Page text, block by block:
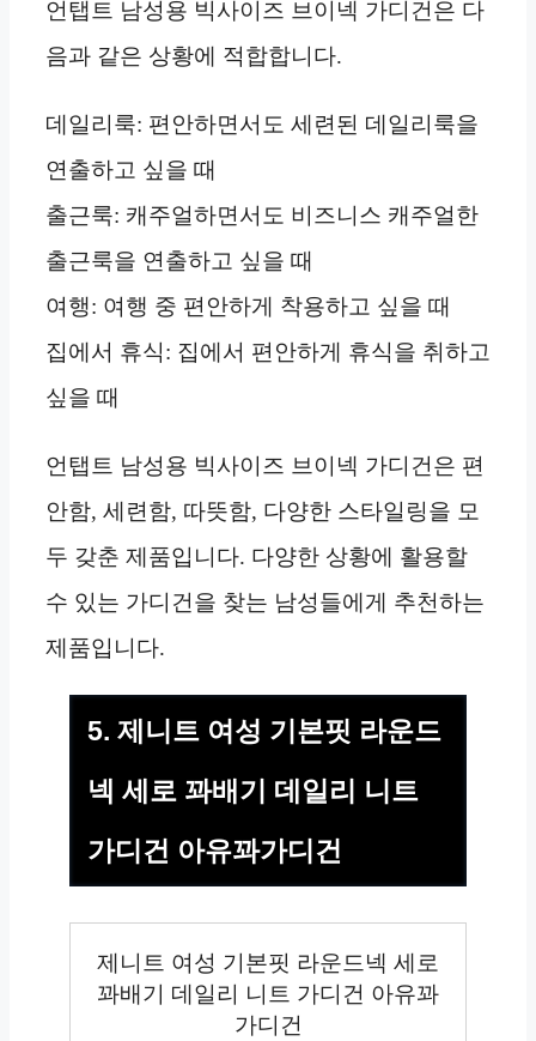
언탭트 남성용 빅사이즈 브이넥 가디건은 다
음과 같은 상황에 적합합니다.
데일리룩: 편안하면서도 세련된 데일리룩을
연출하고 싶을 때
출근룩: 캐주얼하면서도 비즈니스 캐주얼한
출근룩을 연출하고 싶을 때
여행: 여행 중 편안하게 착용하고 싶을 때
집에서 휴식: 집에서 편안하게 휴식을 취하고
싶을 때
언탭트 남성용 빅사이즈 브이넥 가디건은 편
안함, 세련함, 따뜻함, 다양한 스타일링을 모
두 갖춘 제품입니다. 다양한 상황에 활용할
수 있는 가디건을 찾는 남성들에게 추천하는
제품입니다.
5. 제니트 여성 기본핏 라운드
넥 세로 꽈배기 데일리 니트
가디건 아유꽈가디건
제니트 여성 기본핏 라운드넥 세로
꽈배기 데일리 니트 가디건 아유꽈
가디건